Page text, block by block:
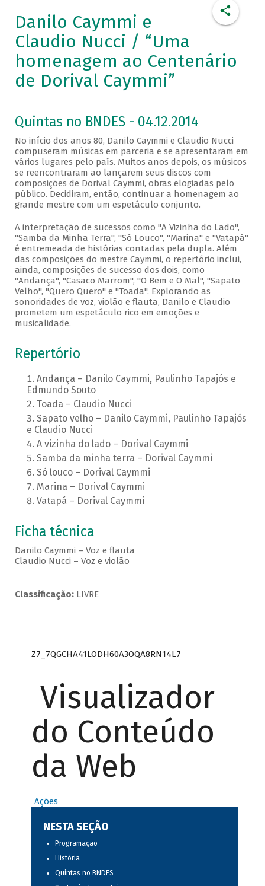
Danilo Caymmi e
Claudio Nucci / “Uma
homenagem ao Centenário
de Dorival Caymmi”
Quintas no BNDES - 04.12.2014
No início dos anos 80, Danilo Caymmi e Claudio Nucci
compuseram músicas em parceria e se apresentaram em
vários lugares pelo país. Muitos anos depois, os músicos
se reencontraram ao lançarem seus discos com
composições de Dorival Caymmi, obras elogiadas pelo
público. Decidiram, então, continuar a homenagem ao
grande mestre com um espetáculo conjunto.
A interpretação de sucessos como "A Vizinha do Lado",
"Samba da Minha Terra", "Só Louco", "Marina" e "Vatapá"
é entremeada de histórias contadas pela dupla. Além
das composições do mestre Caymmi, o repertório inclui,
ainda, composições de sucesso dos dois, como
"Andança", "Casaco Marrom", "O Bem e O Mal", "Sapato
Velho", "Quero Quero" e "Toada". Explorando as
sonoridades de voz, violão e flauta, Danilo e Claudio
prometem um espetáculo rico em emoções e
musicalidade.
Repertório
Andança – Danilo Caymmi, Paulinho Tapajós e
Edmundo Souto
Toada – Claudio Nucci
Sapato velho – Danilo Caymmi, Paulinho Tapajós
e Claudio Nucci
A vizinha do lado – Dorival Caymmi
Samba da minha terra – Dorival Caymmi
Só louco – Dorival Caymmi
Marina – Dorival Caymmi
Vatapá – Dorival Caymmi
Ficha técnica
Danilo Caymmi – Voz e flauta
Claudio Nucci – Voz e violão
Classificação:LIVRE
Z7_7QGCHA41LODH60A3OQA8RN14L7
Visualizador
do Conteúdo
da Web
Ações
NESTA SEÇÃO
Programação
História
Quintas no BNDES